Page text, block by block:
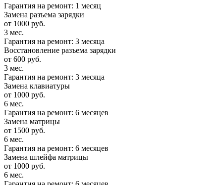
Гарантия на ремонт: 1 месяц
Замена разъема зарядки
от 1000 руб.
3 мес.
Гарантия на ремонт: 3 месяца
Восстановление разъема зарядки
от 600 руб.
3 мес.
Гарантия на ремонт: 3 месяца
Замена клавиатуры
от 1000 руб.
6 мес.
Гарантия на ремонт: 6 месяцев
Замена матрицы
от 1500 руб.
6 мес.
Гарантия на ремонт: 6 месяцев
Замена шлейфа матрицы
от 1000 руб.
6 мес.